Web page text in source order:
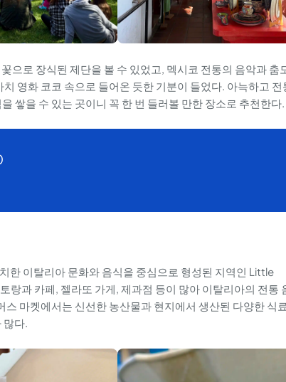
으로 장식된 제단을 볼 수 있었고, 멕시코 전통의 음악과 춤
영화 코코 속으로 들어온 듯한 기분이 들었다. 아늑하고 전
쌓을 수 있는 곳이니 꼭 한 번 들러볼 만한 장소로 추천한다.
한 이탈리아 문화와 음식을 중심으로 형성된 지역인 Little
랑과 카페, 젤라또 가게, 제과점 등이 많아 이탈리아의 전통
마켓에서는 신선한 농산물과 현지에서 생산된 다양한 식
많다.